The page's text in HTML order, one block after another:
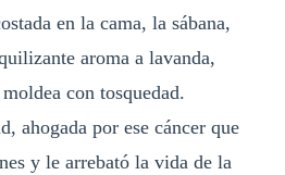
en la cama, la sábana,
aroma a lavanda,
con tosquedad.
ahogada por ese cáncer que
y le arrebató la vida de la